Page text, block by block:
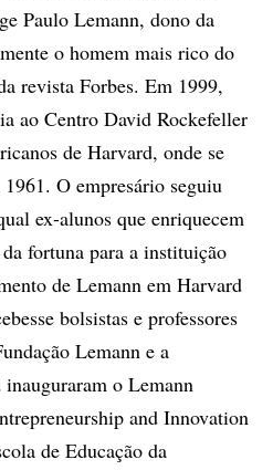
Paulo Lemann, dono da
o homem mais rico do
revista Forbes. Em 1999,
ao Centro David Rockefeller
de Harvard, onde se
O empresário seguiu
ex-alunos que enriquecem
fortuna para a instituição
de Lemann em Harvard
bolsistas e professores
Lemann e a
o Lemann
and Innovation
de Educação da